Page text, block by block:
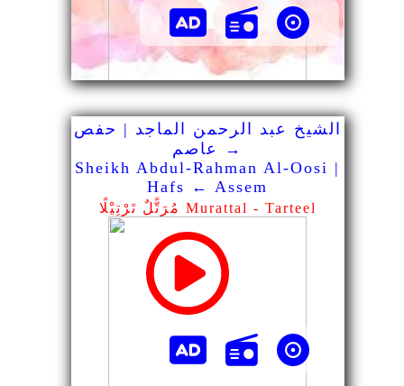
الشيخ عبد الرحمن الماجد | حفص
→ عاصم
Sheikh Abdul-Rahman Al-Oosi |
Hafs ← Assem
مُرَتًّلٌ تَرْتِيْلًا Murattal - Tarteel